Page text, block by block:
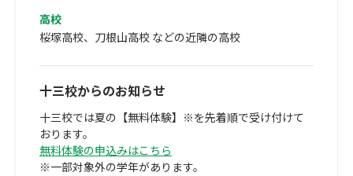
高校
桜塚高校、刀根山高校 などの近隣の高校
十三校からのお知らせ
十三校では夏の【無料体験】※を先着順で受け付けて
おります。
無料体験の申込みはこちら
※一部対象外の学年があります。